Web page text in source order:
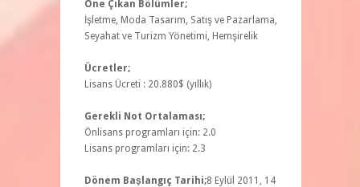
Öne Çıkan Bölümler;
İşletme, Moda Tasarım, Satış ve Pazarlama,
Seyahat ve Turizm Yönetimi, Hemşirelik
Ücretler;
Lisans Ücreti : 20.880$ (yıllık)
Gerekli Not Ortalaması;
Önlisans programları için: 2.0
Lisans programları için: 2.3
Dönem Başlangıç Tarihi;8 Eylül 2011, 14